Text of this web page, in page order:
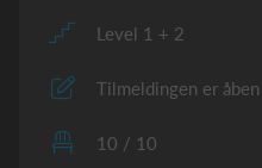
Level 1 + 2
Tilmeldingen er åben
10 / 10